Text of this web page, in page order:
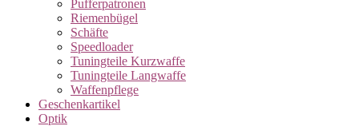
Pufferpatronen
Riemenbügel
Schäfte
Speedloader
Tuningteile Kurzwaffe
Tuningteile Langwaffe
Waffenpflege
Geschenkartikel
Optik